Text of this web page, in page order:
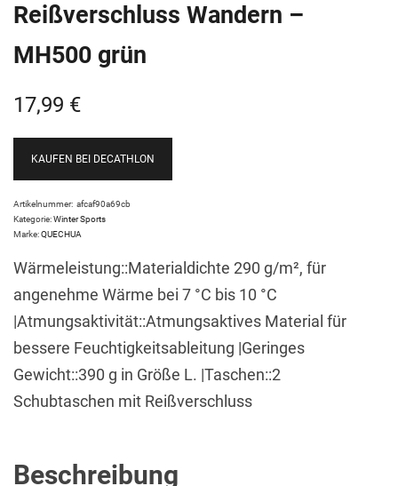
Reißverschluss Wandern –
MH500 grün
17,99 €
Wärmeleistung::Materialdichte 290 g/m², für
angenehme Wärme bei 7 °C bis 10 °C
|Atmungsaktivität::Atmungsaktives Material für
bessere Feuchtigkeitsableitung |Geringes
Gewicht::390 g in Größe L. |Taschen::2
Schubtaschen mit Reißverschluss
KAUFEN BEI DECATHLON
Artikelnummer: afcaf90a69cb
Kategorie:Winter Sports
Marke:QUECHUA
Beschreibung